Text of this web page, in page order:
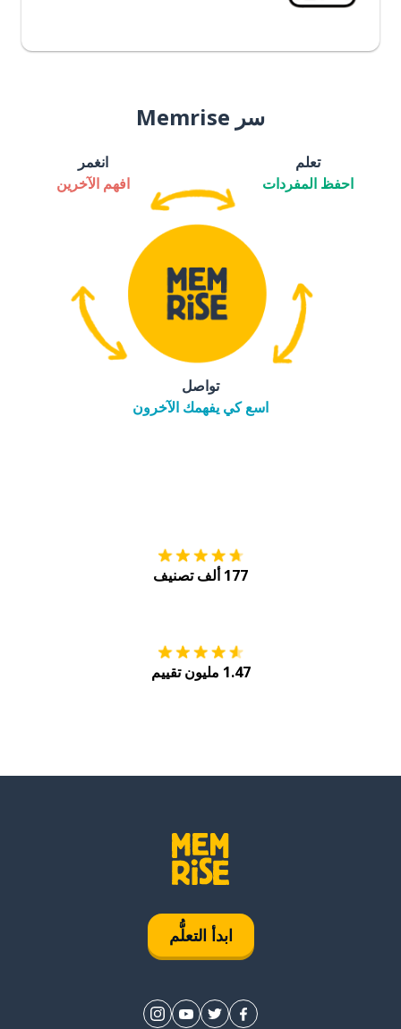
سر Memrise
تعلم
احفظ المفردات
انغمر
افهم الآخرين
تواصل
اسع كي يفهمك الآخرون
177 ألف تصنيف
1.47 مليون تقييم
ابدأ التعلُّم